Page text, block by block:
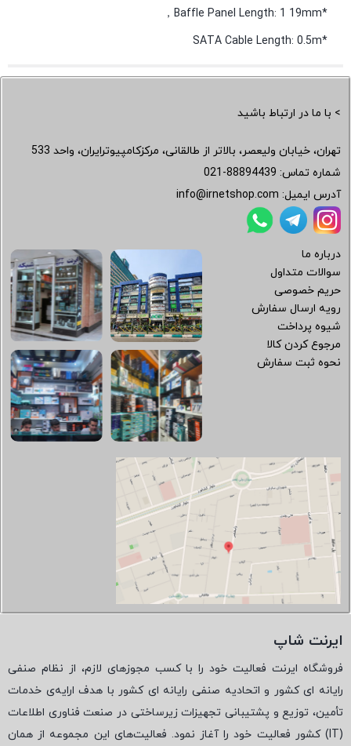
*Baffle Panel Length: 1 19mm，
*SATA Cable Length: 0.5m
> با ما در ارتباط باشید
تهران، خیابان ولیعصر، بالاتر از طالقانی، مرکزکامپیوترایران، واحد 533
شماره تماس: 021-88894439
آدرس ایمیل: info@irnetshop.com
درباره ما
سوالات متداول
حریم خصوصی
رویه ارسال سفارش
شیوه پرداخت
مرجوع کردن کالا
نحوه ثبت سفارش
ایرنت شاپ
فروشگاه ایرنت فعالیت خود را با کسب مجوزهای لازم، از نظام صنفی
رایانه ای کشور و اتحادیه صنفی رایانه ای کشور با هدف ارایه‌ی خدمات
تأمین، توزیع و پشتیبانی تجهیزات زیرساختی در صنعت فناوری اطلاعات
(
IT) کشور فعالیت خود را آغاز نمود. فعالیت‌های این مجموعه از همان